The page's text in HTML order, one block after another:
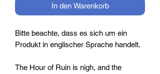
In den Warenkorb
Bitte beachte, dass es sich um ein
Produkt in englischer Sprache handelt.
The Hour of Ruin is nigh, and the